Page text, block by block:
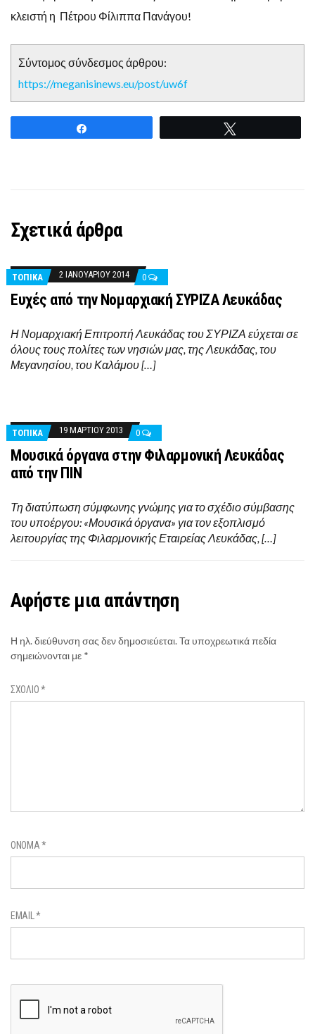
κλειστή η Πέτρου Φίλιππα Πανάγου!
Σύντομος σύνδεσμος άρθρου:
https://meganisinews.eu/post/uw6f
Σχετικά άρθρα
ΤΟΠΙΚΑ 2 ΙΑΝΟΥΑΡΊΟΥ 2014 0
Ευχές από την Νομαρχιακή ΣΥΡΙΖΑ Λευκάδας
Η Νομαρχιακή Επιτροπή Λευκάδας του ΣΥΡΙΖΑ εύχεται σε
όλους τους πολίτες των νησιών μας, της Λευκάδας, του
Μεγανησίου, του Καλάμου […]
ΤΟΠΙΚΑ 19 ΜΑΡΤΊΟΥ 2013 0
Μουσικά όργανα στην Φιλαρμονική Λευκάδας
από την ΠΙΝ
Τη διατύπωση σύμφωνης γνώμης για το σχέδιο σύμβασης
του υποέργου: «Μουσικά όργανα» για τον εξοπλισμό
λειτουργίας της Φιλαρμονικής Εταιρείας Λευκάδας, […]
Αφήστε μια απάντηση
Η ηλ. διεύθυνση σας δεν δημοσιεύεται.Τα υποχρεωτικά πεδία
σημειώνονται με *
ΣΧΌΛΙΟ*
ΌΝΟΜΑ*
EMAIL*